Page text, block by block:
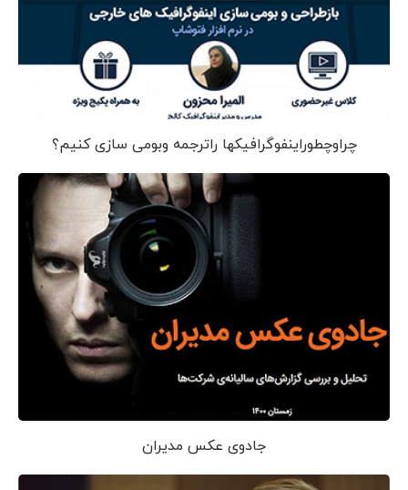
چراوچطوراینفوگرافیکها راترجمه وبومی سازی کنیم؟
جادوی عکس مدیران